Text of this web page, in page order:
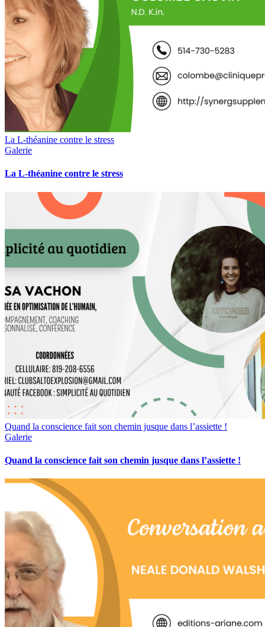
La L-théanine contre le stress
Galerie
La L-théanine contre le stress
Quand la conscience fait son chemin jusque dans l’assiette !
Galerie
Quand la conscience fait son chemin jusque dans l’assiette !